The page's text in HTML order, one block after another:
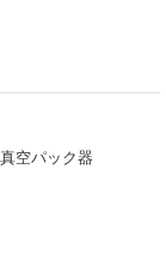
空パック器